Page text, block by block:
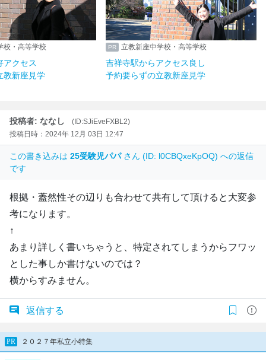
校・高等学校
アクセス
教新座見学
立教新座中学校・高等学校
吉祥寺駅からアクセス良し
予約要らずの立教新座見学
投稿者: ななし
(ID:SJiEveFXBL2)
投稿日時：2024年 12月 03日 12:47
この書き込みは 25受験児パパ さん (ID: l0CBQxeKpOQ) への返信
です
根拠・蓋然性その辺りも合わせて共有して頂けると大変参
考になります。
↑
あまり詳しく書いちゃうと、特定されてしまうからフワッ
とした事しか書けないのでは？
横からすみません。
返信する